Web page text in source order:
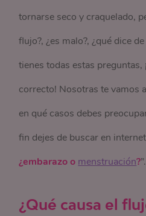
tornarse seco y craquelado,
flujo?, ¿es malo?, ¿qué dice
tienes todas estas preguntas,
correcto! Nosotras te vamos
en qué casos debes
fin dejes de buscar en
¿embarazo o menstruación?”.
¿Qué causa el